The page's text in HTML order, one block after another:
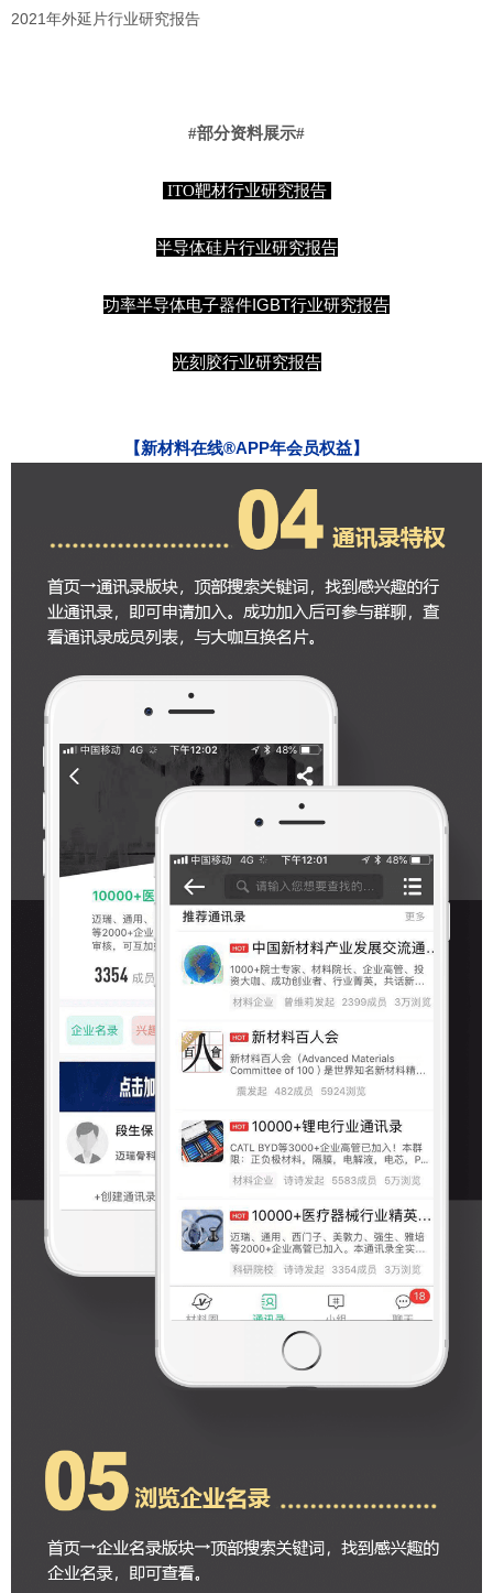
2021年外延片行业研究报告
#部分资料展示#
ITO靶材行业研究报告
半导体硅片行业研究报告
功率半导体电子器件IGBT行业研究报告
光刻胶行业研究报告
【新材料在线®APP年会员权益】